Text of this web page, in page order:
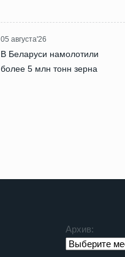
05 августа'26
В Беларуси намолотили
более 5 млн тонн зерна
Архив: